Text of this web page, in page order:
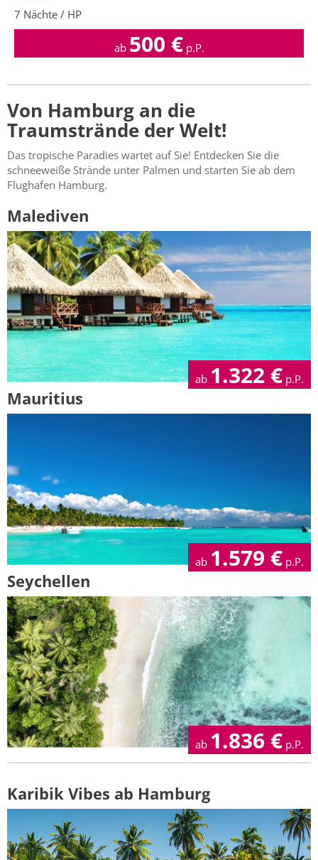
7 Nächte / HP
ab 500 € p.P.
Von Hamburg an die
Traumstrände der Welt!
Das tropische Paradies wartet auf Sie! Entdecken Sie die
schneeweiße Strände unter Palmen und starten Sie ab dem
Flughafen Hamburg.
Malediven
ab 1.322 € p.P.
Mauritius
ab 1.579 € p.P.
Seychellen
ab 1.836 € p.P.
Karibik Vibes ab Hamburg